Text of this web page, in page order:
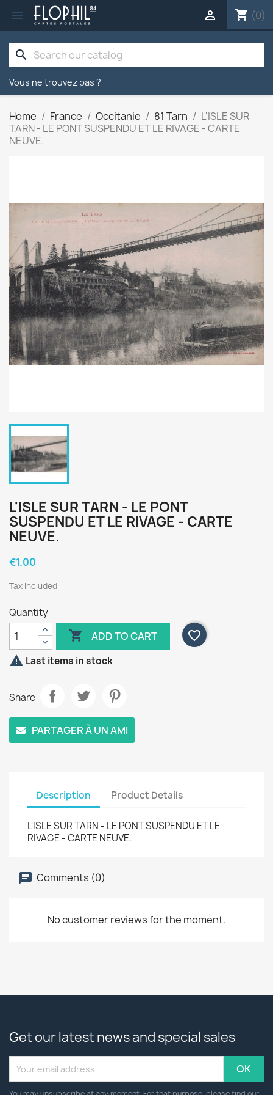
 shopping_cart (0)

search
Vous ne trouvez pas ?
Home France Occitanie 81 Tarn
L'ISLE SUR
TARN - LE PONT SUSPENDU ET LE RIVAGE - CARTE
NEUVE.
L'ISLE SUR TARN - LE PONT
SUSPENDU ET LE RIVAGE - CARTE
NEUVE.
€1.00
Tax included
Quantity
 ADD TO CART
favorite_border
 Last items in stock
Share
PARTAGER À UN AMI
Description Product Details
L'ISLE SUR TARN - LE PONT SUSPENDU ET LE
RIVAGE - CARTE NEUVE.
Comments (0)
No customer reviews for the moment.
Get our latest news and special sales